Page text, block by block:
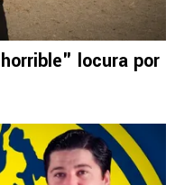
locura por